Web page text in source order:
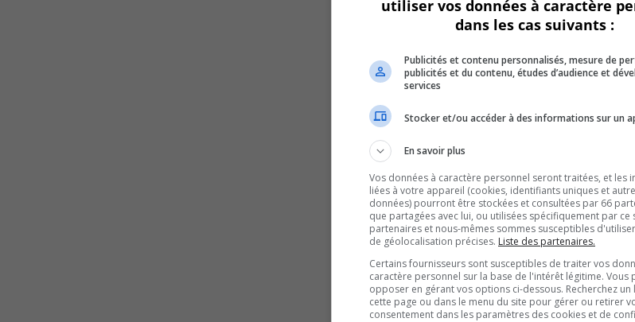
utiliser vos données à caractère
dans les cas suivants :
Publicités et contenu personnalisés, mesure de
publicités et du contenu, études d’audience et
services
Stocker et/ou accéder à des informations sur un
En savoir plus
Vos données à caractère personnel seront traitées, et les
liées à votre appareil (cookies, identifiants uniques et
données) pourront être stockées et consultées par 66
que partagées avec lui, ou utilisées spécifiquement par ce
partenaires et nous-mêmes sommes susceptibles
de géolocalisation précises. Liste des partenaires.
Certains fournisseurs sont susceptibles de traiter vos
caractère personnel sur la base de l'intérêt légitime. Vous
opposer en gérant vos options ci-dessous. Recherchez un
cette page ou dans le menu du site pour gérer ou retirer
consentement dans les paramètres des cookies et de